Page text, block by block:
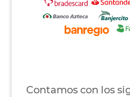
Contamos con los